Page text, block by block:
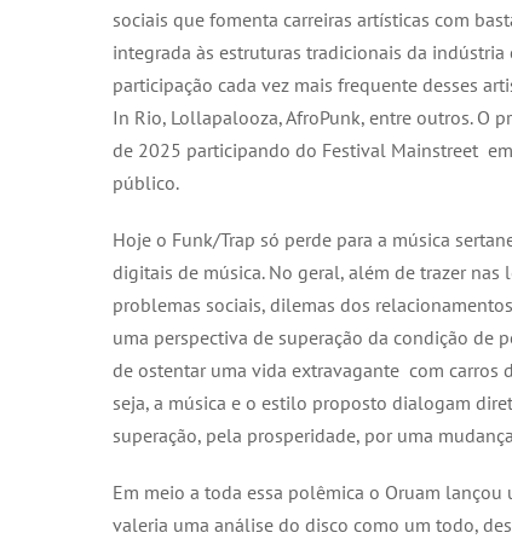
sociais que fomenta carreiras artísticas com
integrada às estruturas tradicionais da indústria
participação cada vez mais frequente desses
In Rio, Lollapalooza, AfroPunk, entre outros. O
de 2025 participando do Festival Mainstreetem
público.
Hoje o Funk/Trap só perde para a música
digitais de música. No geral, além de trazer nas
problemas sociais, dilemas dos
uma perspectiva de superação da condição de
de ostentar uma vida extravagante com carros
seja, a música e o estilo proposto dialogam
superação, pela prosperidade, por uma
Em meio a toda essa polêmica o Oruam lançou
valeria uma análise do disco como um todo,